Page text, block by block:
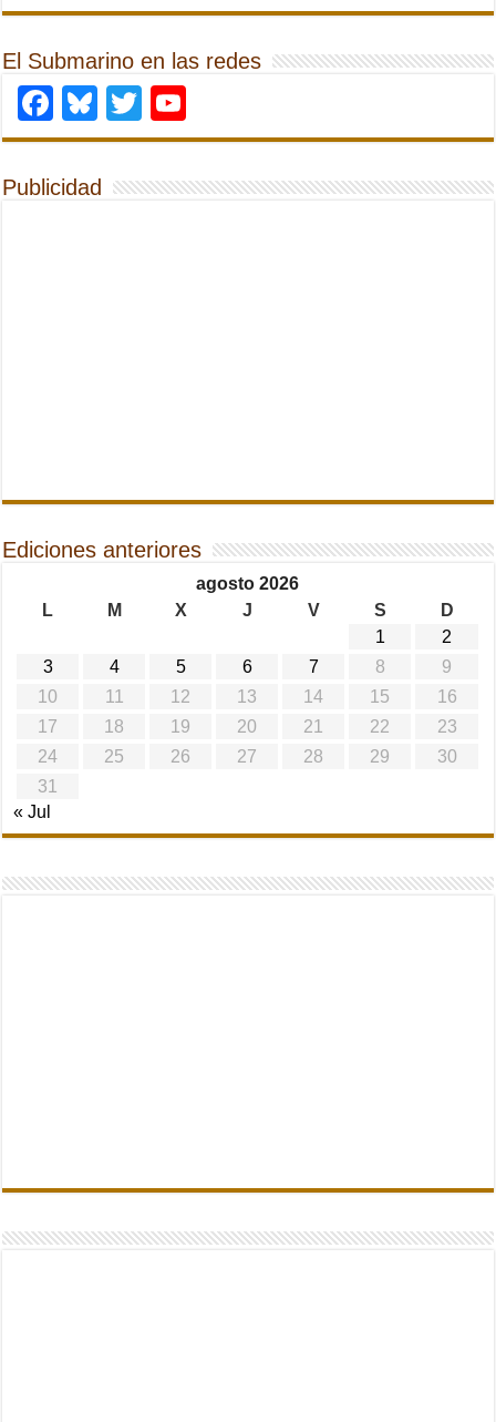
El Submarino en las redes
Facebook
Bluesky
Twitter
Publicidad
Ediciones anteriores
agosto 2026
L
M X J V S
D
1
2
3
4 5 6 7 8
9
10
11 12 13 14 15
16
17
18 19 20 21 22
23
24
25 26 27 28 29
30
31
« Jul